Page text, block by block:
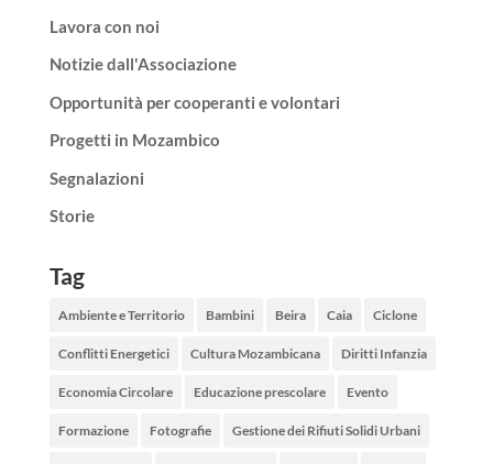
Lavora con noi
Notizie dall'Associazione
Opportunità per cooperanti e volontari
Progetti in Mozambico
Segnalazioni
Storie
Tag
Ambiente e Territorio Bambini Beira Caia Ciclone
Conflitti Energetici Cultura Mozambicana Diritti Infanzia
Economia Circolare Educazione prescolare Evento
Formazione Fotografie Gestione dei Rifiuti Solidi Urbani